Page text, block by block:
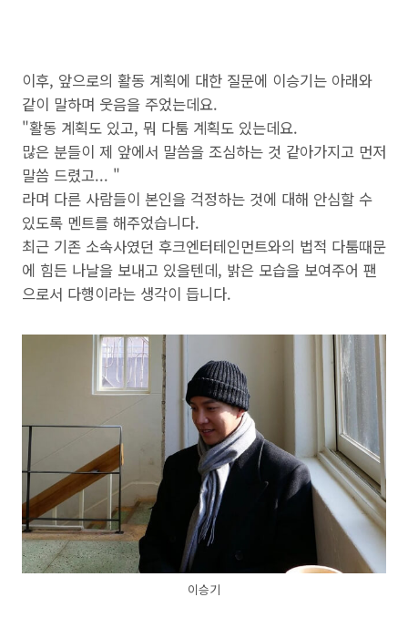
이후, 앞으로의 활동 계획에 대한 질문에 이승기는 아래와
같이 말하며 웃음을 주었는데요.
"활동 계획도 있고, 뭐 다툼 계획도 있는데요.
많은 분들이 제 앞에서 말씀을 조심하는 것 같아가지고 먼저
말씀 드렸고... "
라며 다른 사람들이 본인을 걱정하는 것에 대해 안심할 수
있도록 멘트를 해주었습니다.
최근 기존 소속사였던 후크엔터테인먼트와의 법적 다툼때문
에 힘든 나날을 보내고 있을텐데, 밝은 모습을 보여주어 팬
으로서 다행이라는 생각이 듭니다.
이승기